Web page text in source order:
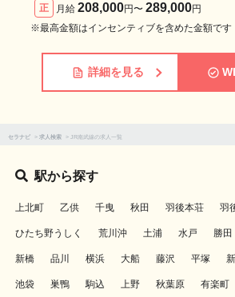
正
月給 208,000円〜 289,000円
※最高金額はインセンティブを含めた金額です
詳細を見る
セラナビ > 求人検索 > JR南武線の求人一覧
駅から探す
上北町 乙供 千曳 秋田 羽後本荘 羽
ひたち野うしく 荒川沖 土浦 水戸 勝田
新橋 品川 横浜 大船 藤沢 平塚
池袋 巣鴨 駒込 上野 秋葉原 有楽町